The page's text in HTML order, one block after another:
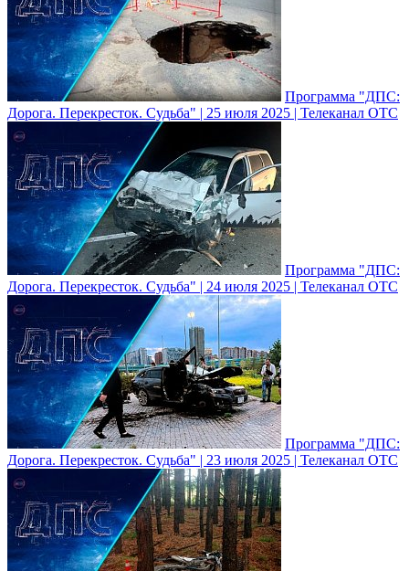
Программа "ДПС:
Дорога. Перекресток. Судьба" | 25 июля 2025 | Телеканал ОТС
Программа "ДПС:
Дорога. Перекресток. Судьба" | 24 июля 2025 | Телеканал ОТС
Программа "ДПС:
Дорога. Перекресток. Судьба" | 23 июля 2025 | Телеканал ОТС